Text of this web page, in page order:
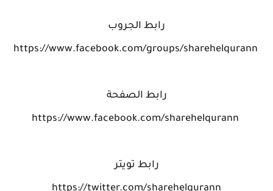
رابط الجروب
رابط الصفحة
رابط تويتر
https://twitter.com/sharehelqurann